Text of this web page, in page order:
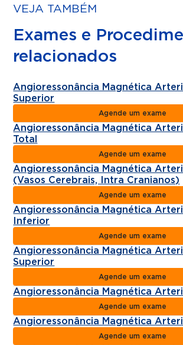
VEJA TAMBÉM
Exames e
relacionados
Angioressonância Magnética
Superior
Agende um exame
Angioressonância Magnética
Total
Agende um exame
Angioressonância Magnética
(Vasos Cerebrais, Intra Cranianos)
Agende um exame
Angioressonância Magnética
Inferior
Agende um exame
Angioressonância Magnética
Superior
Agende um exame
Angioressonância Magnética
Agende um exame
Angioressonância Magnética
Agende um exame